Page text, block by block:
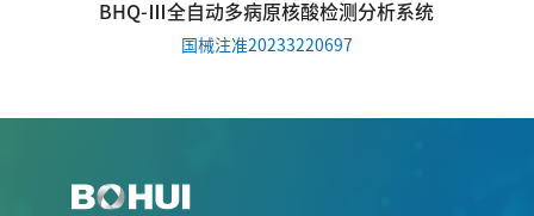
BHQ-Ⅲ全自动多病原核酸检测分析系统
国械注准20233220697